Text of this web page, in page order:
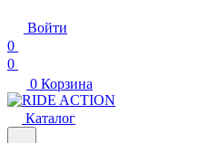
Войти
0
0
0 Корзина
Каталог